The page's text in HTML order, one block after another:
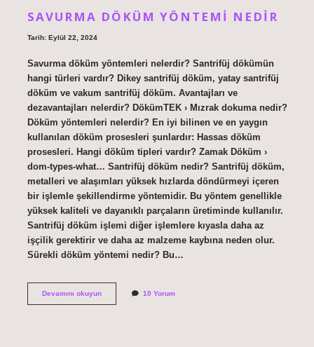
SAVURMA DÖKÜM YÖNTEMI NEDIR
Tarih: Eylül 22, 2024
Savurma döküm yöntemleri nelerdir? Santrifüj dökümün
hangi türleri vardır? Dikey santrifüj döküm, yatay santrifüj
döküm ve vakum santrifüj döküm. Avantajları ve
dezavantajları nelerdir? DökümTEK › Mızrak dokuma nedir?
Döküm yöntemleri nelerdir? En iyi bilinen ve en yaygın
kullanılan döküm prosesleri şunlardır: Hassas döküm
prosesleri. Hangi döküm tipleri vardır? Zamak Döküm ›
dom-types-what… Santrifüj döküm nedir? Santrifüj döküm,
metalleri ve alaşımları yüksek hızlarda döndürmeyi içeren
bir işlemle şekillendirme yöntemidir. Bu yöntem genellikle
yüksek kaliteli ve dayanıklı parçaların üretiminde kullanılır.
Santrifüj döküm işlemi diğer işlemlere kıyasla daha az
işçilik gerektirir ve daha az malzeme kaybına neden olur.
Sürekli döküm yöntemi nedir? Bu…
Devamını okuyunSavurma
10 Yorum